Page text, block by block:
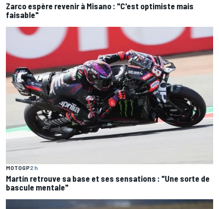
Zarco espère revenir à Misano : "C'est optimiste mais
faisable"
MOTOGP2 h
Martín retrouve sa base et ses sensations : "Une sorte de
bascule mentale"